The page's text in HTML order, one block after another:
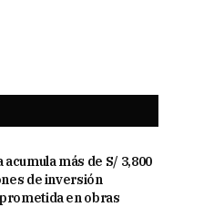
acumula más de S/ 3,800
de inversión
en obras